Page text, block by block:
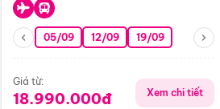
15/10 29/10
05/09 12/09 19/09
Giá từ:
18.990.000đ Xem chi tiết